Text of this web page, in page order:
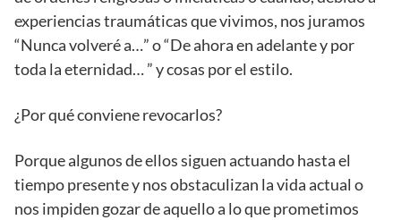
experiencias traumáticas que vivimos, nos juramos
“Nunca volveré a…” o “De ahora en adelante y por
toda la eternidad… ” y cosas por el estilo.
¿Por qué conviene revocarlos?
Porque algunos de ellos siguen actuando hasta el
tiempo presente y nos obstaculizan la vida actual o
nos impiden gozar de aquello a lo que prometimos